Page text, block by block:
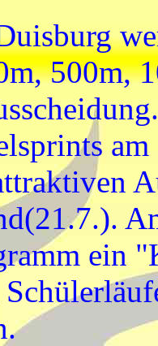
500m,
ein